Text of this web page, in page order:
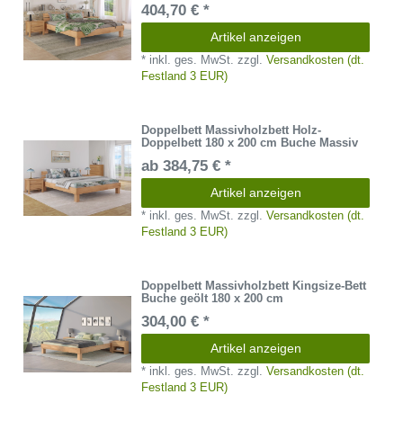
404,70 € *
Artikel anzeigen
* inkl. ges. MwSt. zzgl.Versandkosten (dt.
Festland 3 EUR)
Doppelbett Massivholzbett Holz-
Doppelbett 180 x 200 cm Buche Massiv
ab 384,75 € *
Artikel anzeigen
* inkl. ges. MwSt. zzgl.Versandkosten (dt.
Festland 3 EUR)
Doppelbett Massivholzbett Kingsize-Bett
Buche geölt 180 x 200 cm
304,00 € *
Artikel anzeigen
* inkl. ges. MwSt. zzgl.Versandkosten (dt.
Festland 3 EUR)